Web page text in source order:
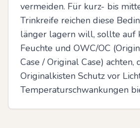
vermeiden. Für kurz- bis
Trinkreife reichen diese
länger lagern will, sollte auf
Feuchte und OWC/OC
Case / Original Case) achten,
Originalkisten Schutz vor
Temperaturschwankungen